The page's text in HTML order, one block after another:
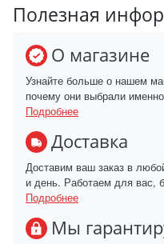
Полезная
О магазине
Узнайте больше о нашем
почему они выбрали
Подробнее
Доставка
Доставим ваш заказ в
и день. Работаем для вас,
Подробнее
Мы